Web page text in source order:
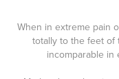
When in extreme pain
totally to the feet
incomparable in